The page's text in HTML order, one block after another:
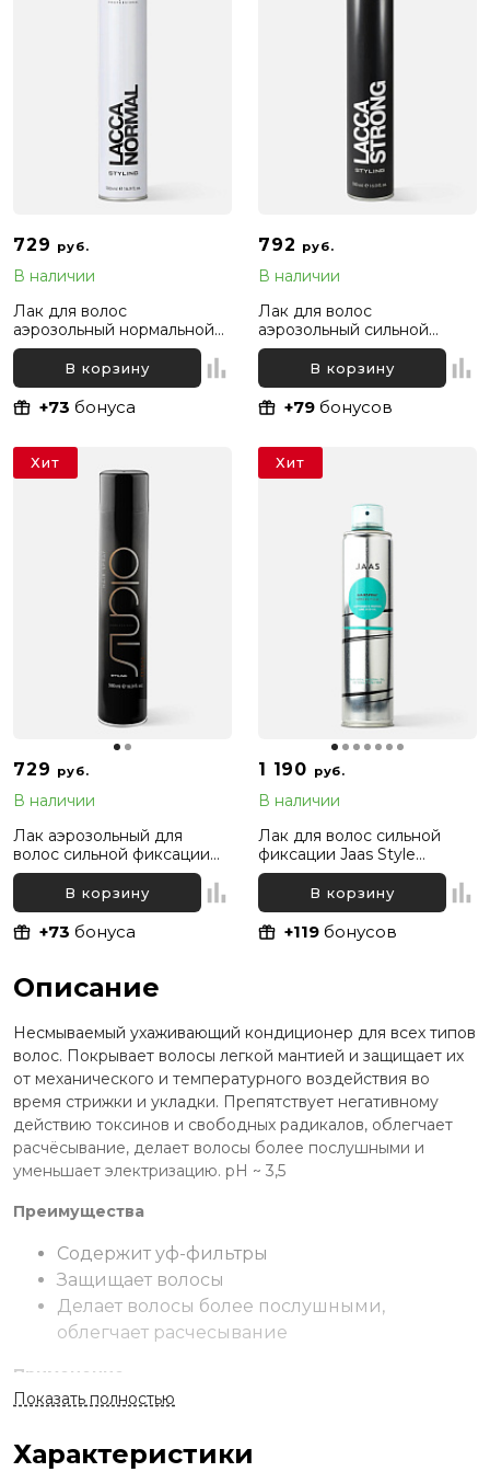
729 руб.
В наличии
Лак для волос
аэрозольный нормальной
фиксации Kapous
Professional, 500 мл
В корзину
+73 бонуса
792 руб.
В наличии
Лак для волос
аэрозольный сильной
фиксации Kapous
Professional, 500 мл
В корзину
+79 бонусов
729 руб.
В наличии
Лак аэрозольный для
волос сильной фиксации
Kapous Professional, 500 мл
В корзину
+73 бонуса
Хит
1 190 руб.
В наличии
Лак для волос сильной
фиксации Jaas Style
Hairspray Strong Hold, 300
В корзину
+119 бонусов
Хит
Описание
Несмываемый ухаживающий кондиционер для всех типов
волос. Покрывает волосы легкой мантией и защищает их
от механического и температурного воздействия во
время стрижки и укладки. Препятствует негативному
действию токсинов и свободных радикалов, облегчает
расчёсывание, делает волосы более послушными и
уменьшает электризацию. рН ~ 3,5
Преимущества
Содержит уф-фильтры
Защищает волосы
Делает волосы более послушными,
облегчает расчесывание
Применение
волосы перед расчёсыванием, стрижкой или укладкой.
Показать полностью
Характеристики